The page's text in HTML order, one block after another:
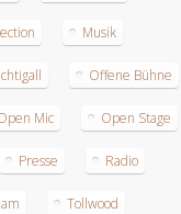
Musik
Offene Bühne
Mic Open Stage
Presse Radio
Tollwood